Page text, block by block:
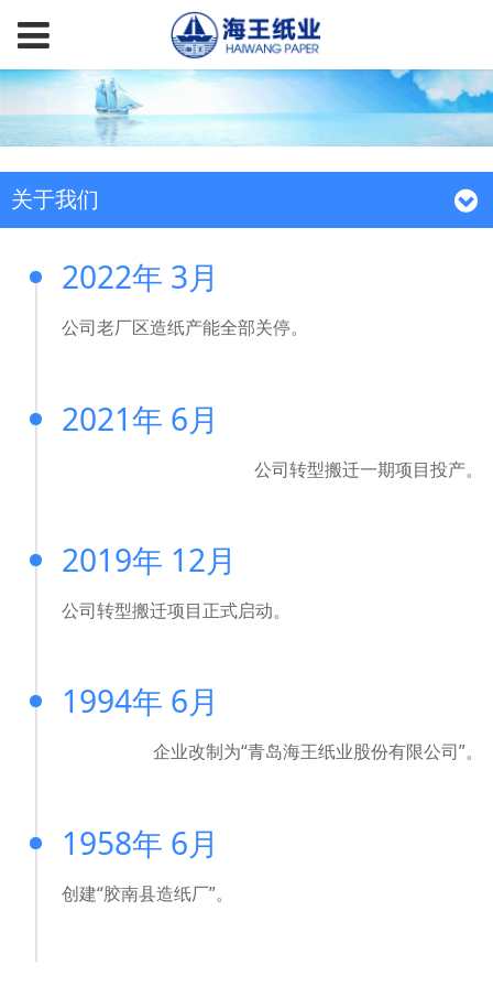
关于我们
2022年 3月
公司老厂区造纸产能全部关停。
2021年 6月
公司转型搬迁一期项目投产。
2019年 12月
公司转型搬迁项目正式启动。
1994年 6月
企业改制为“青岛海王纸业股份有限公司”。
1958年 6月
创建“胶南县造纸厂”。